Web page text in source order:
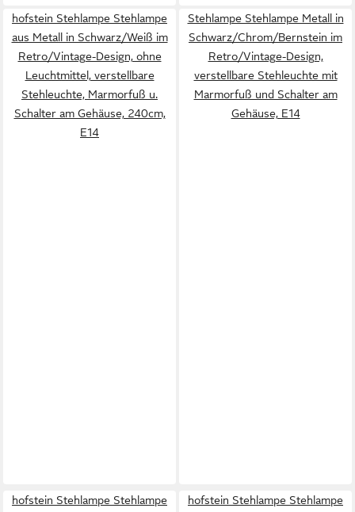
hofstein Stehlampe Stehlampe
aus Metall in Schwarz/Weiß im
Retro/Vintage-Design, ohne
Leuchtmittel, verstellbare
Stehleuchte, Marmorfuß u.
Schalter am Gehäuse, 240cm,
E14
Stehlampe Stehlampe Metall in
Schwarz/Chrom/Bernstein im
Retro/Vintage-Design,
verstellbare Stehleuchte mit
Marmorfuß und Schalter am
Gehäuse, E14
hofstein Stehlampe Stehlampe
hofstein Stehlampe Stehlampe